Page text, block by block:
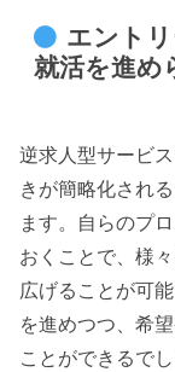
エント
就活を進め
逆求人型サービ
きが簡略化され
ます。自らのプ
おくことで、様
広げることが可
を進めつつ、希
ことができるでし